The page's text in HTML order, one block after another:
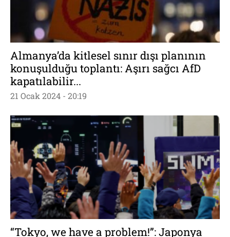
Almanya’da kitlesel sınır dışı planının
konuşulduğu toplantı: Aşırı sağcı AfD
kapatılabilir...
21 Ocak 2024 - 20:19
“Tokyo, we have a problem!”: Japonya